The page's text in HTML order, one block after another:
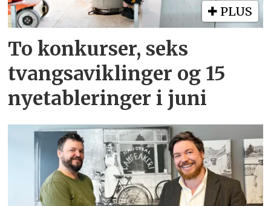
PLUS
To konkurser, seks
tvangsaviklinger og 15
nyetableringer i juni